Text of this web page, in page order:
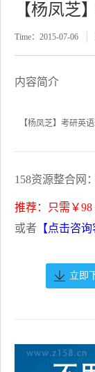
【杨凤芝
Time：2015-07-06
内容简介
【杨凤芝】考研英
158资源整合网
推荐：只需￥98
或者 【点击咨询
立即